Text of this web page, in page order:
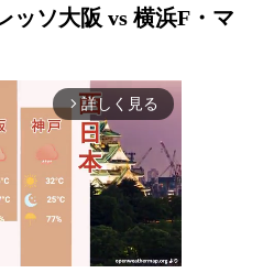
ッソ大阪 vs 横浜F・マ
arrow_forward_ios 詳しく見る